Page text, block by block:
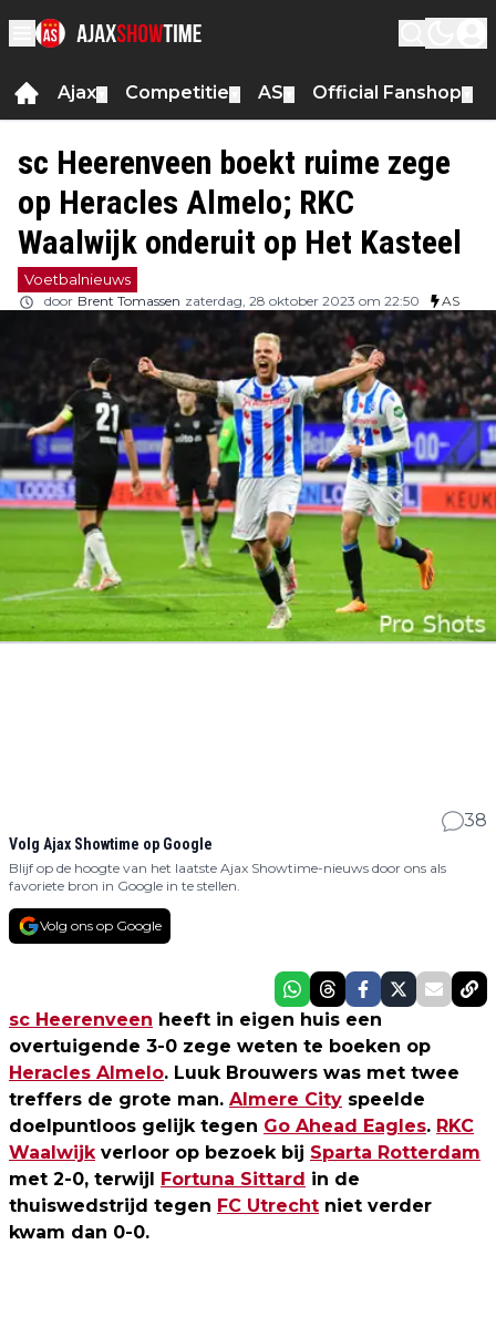
Ajax Competitie AS Official Fanshop
sc Heerenveen boekt ruime zege
op Heracles Almelo; RKC
Waalwijk onderuit op Het Kasteel
Voetbalnieuws
door Brent Tomassen zaterdag, 28 oktober 2023 om 22:50 AS
38
Volg Ajax Showtime op Google
Blijf op de hoogte van het laatste Ajax Showtime-nieuws door ons als
favoriete bron in Google in te stellen.
Volg ons op Google
sc Heerenveen heeft in eigen huis een
overtuigende 3-0 zege weten te boeken op
Heracles Almelo. Luuk Brouwers was met twee
treffers de grote man. Almere City speelde
doelpuntloos gelijk tegen Go Ahead Eagles. RKC
Waalwijk verloor op bezoek bij Sparta Rotterdam
met 2-0, terwijl Fortuna Sittard in de
thuiswedstrijd tegen FC Utrecht niet verder
kwam dan 0-0.